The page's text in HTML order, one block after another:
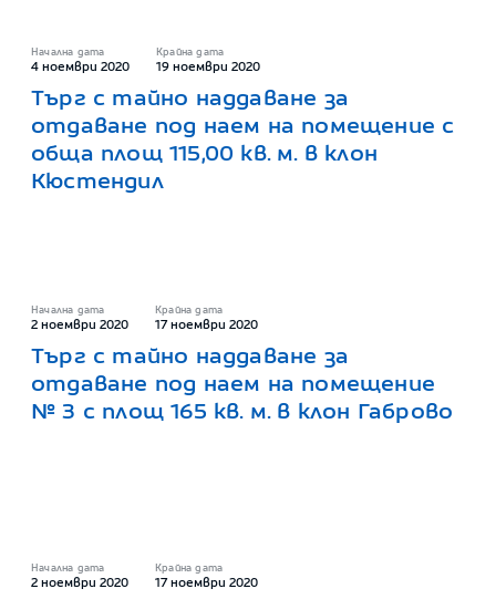
Начална дата
4 ноември 2020
Крайна дата
19 ноември 2020
Търг с тайно наддаване за
отдаване под наем на помещение с
обща площ 115,00 кв. м. в клон
Кюстендил
Начална дата
2 ноември 2020
Крайна дата
17 ноември 2020
Търг с тайно наддаване за
отдаване под наем на помещение
№ 3 с площ 165 кв. м. в клон Габрово
Начална дата
2 ноември 2020
Крайна дата
17 ноември 2020